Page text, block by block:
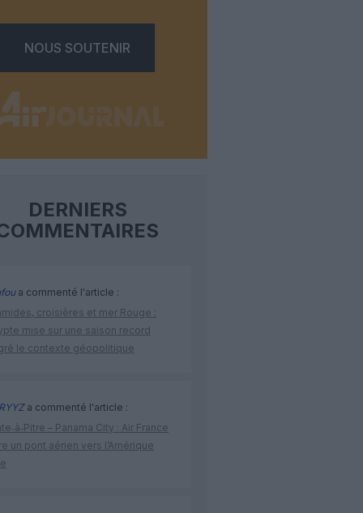
NOUS SOUTENIR
DERNIERS
a commenté l'article :
croisières et mer Rouge :
mise sur une saison record
le contexte géopolitique
a commenté l'article :
– Panama City : Air France
un pont aérien vers l’Amérique